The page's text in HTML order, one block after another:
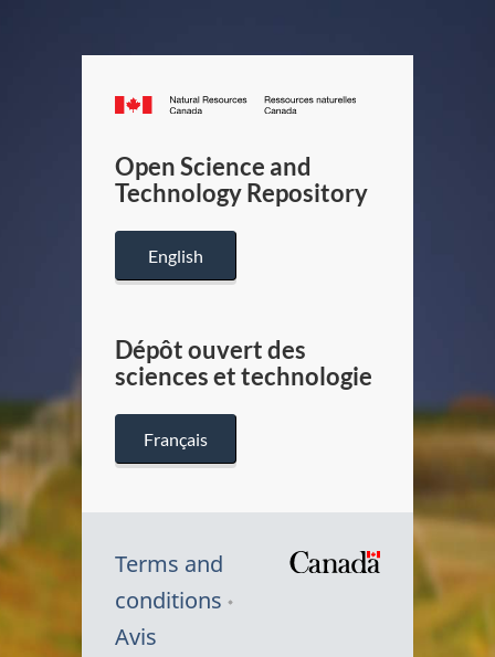
Canada.ca
/
Canada
Open Science and
Technology Repository
English
Dépôt ouvert des
sciences et technologie
Français
Terms and
conditions
Avis
Symbole